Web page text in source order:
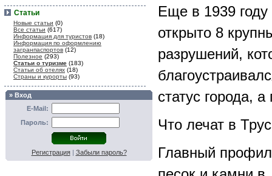
Статьи
Новые статьи (0)
Все статьи (617)
Информация для туристов (18)
Информация по оформлению
загранпаспортов (12)
Полезное (293)
Статьи о туризме (183)
Статьи об отелях (18)
Страны и курорты (93)
» Вход
E-Mail:
Пароль:
Регистрация| Забыли пароль?
Еще в 1939 году
открыто 8
разрушений,
статус города,
Что лечат в
Главный